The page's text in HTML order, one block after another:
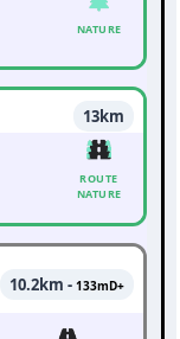
NATURE
13km
ROUTE
NATURE
10.2km - 133mD+